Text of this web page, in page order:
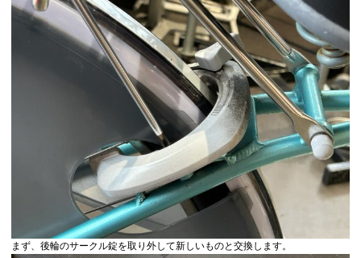
まず、後輪のサークル錠を取り外して新しいものと交換します。